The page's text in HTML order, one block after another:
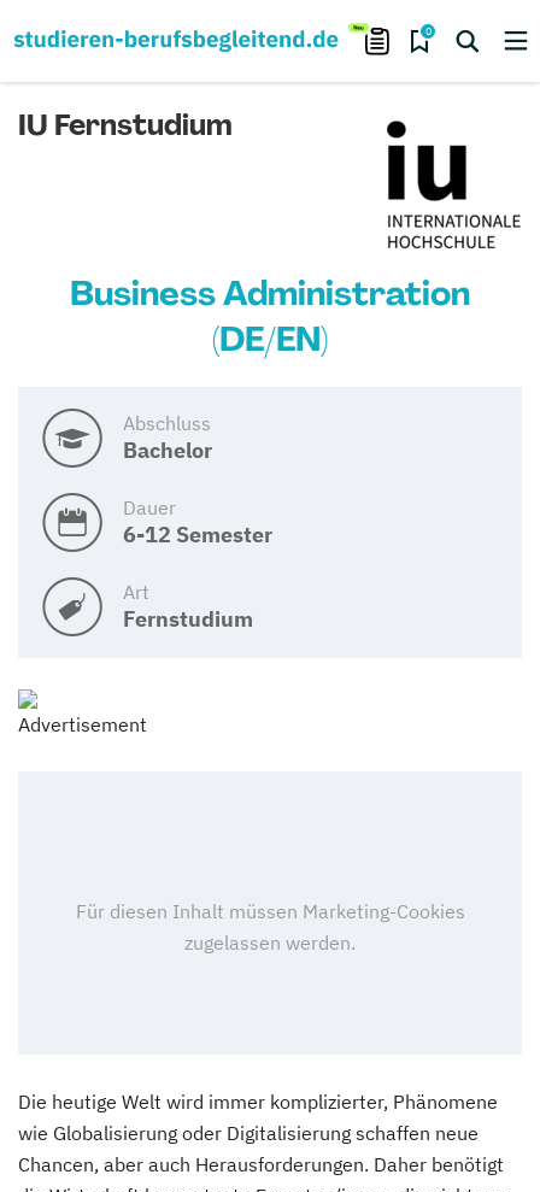
0
IU Fernstudium
Business Administration
(DE/EN)
Abschluss
Bachelor
Dauer
6-12 Semester
Art
Fernstudium
Die heutige Welt wird immer komplizierter, Phänomene
wie Globalisierung oder Digitalisierung schaffen neue
Chancen, aber auch Herausforderungen. Daher benötigt